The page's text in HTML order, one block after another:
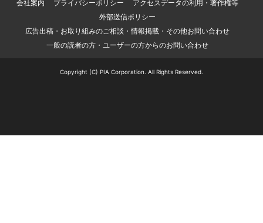
会社案内
プライバシーポリシー
アクセスデータの利用・著作権等
外部送信ポリシー
広告出稿・お取り組みのご相談・情報掲載・その他お問い合わせ
一般の読者の方・ユーザーの方からのお問い合わせ
Copyright (C) PIA Corporation. All Rights Reserved.